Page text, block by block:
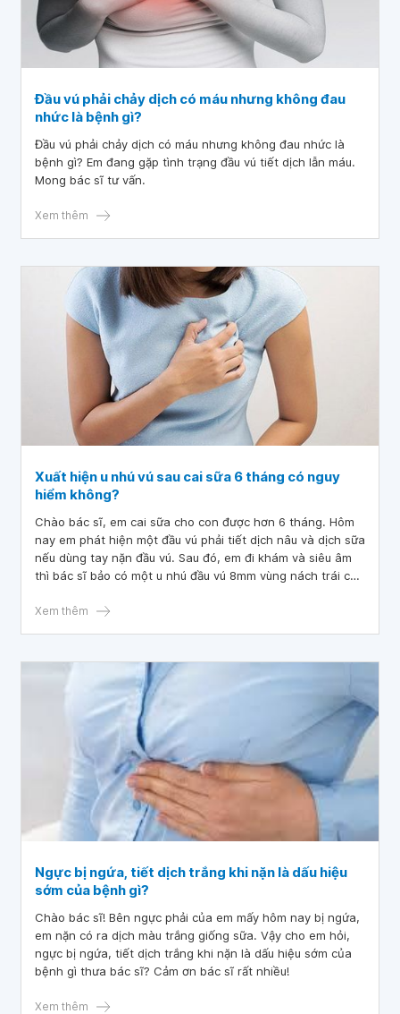
Đầu vú phải chảy dịch có máu nhưng không đau
nhức là bệnh gì?
Đầu vú phải chảy dịch có máu nhưng không đau nhức là
bệnh gì? Em đang gặp tình trạng đầu vú tiết dịch lẫn máu.
Mong bác sĩ tư vấn.
Xem thêm
Xuất‌ ‌hiện‌ ‌u‌ ‌nhú‌ ‌vú‌ ‌sau‌ ‌cai‌ ‌sữa‌ ‌6‌ ‌tháng‌ ‌có‌ ‌nguy‌‌
hiểm‌ ‌không?‌
Chào bác sĩ, em cai sữa cho con được hơn 6 tháng. Hôm
nay em phát hiện một đầu vú phải tiết dịch nâu và dịch sữa
nếu dùng tay nặn đầu vú. Sau đó, em đi khám và siêu âm
thì bác sĩ bảo có một u nhú đầu vú 8mm vùng nách trái có
luận bình thường nên theo dõi định kỳ. Vậy xuất hiện u nhú
Xem thêm
Ngực bị ngứa, tiết dịch trắng khi nặn là dấu hiệu
sớm của bệnh gì?
Chào bác sĩ! Bên ngực phải của em mấy hôm nay bị ngứa,
em nặn có ra dịch màu trắng giống sữa. Vậy cho em hỏi,
ngực bị ngứa, tiết dịch trắng khi nặn là dấu hiệu sớm của
bệnh gì thưa bác sĩ? Cảm ơn bác sĩ rất nhiều!
Xem thêm